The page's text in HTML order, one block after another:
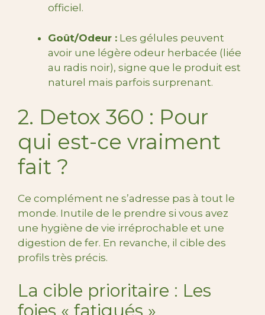
officiel.
Goût/Odeur : Les gélules peuvent
avoir une légère odeur herbacée (liée
au radis noir), signe que le produit est
naturel mais parfois surprenant.
2. Detox 360 : Pour
qui est-ce vraiment
fait ?
Ce complément ne s’adresse pas à tout le
monde. Inutile de le prendre si vous avez
une hygiène de vie irréprochable et une
digestion de fer. En revanche, il cible des
profils très précis.
La cible prioritaire : Les
foies « fatigués »